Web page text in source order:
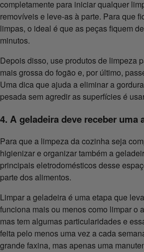
completamente para iniciar qualquer
removíveis e leve-as à parte. Para que
limpas, o ideal é que as peças fiquem
minutos.
Depois disso, use produtos de limpeza
mais grossa do fogão e, por último,
Uma dica que ajuda a eliminar a
pesada sem agredir as superfícies é
4. A geladeira deve receber uma
Para que a limpeza da cozinha seja
higienizar e organizar também a
principais eletrodomésticos desse
parte dos alimentos.
Limpar a geladeira é uma etapa que
funciona mais ou menos como limpar o
mas tem algumas particularidades e
feita pelo menos uma vez a cada
grande faxina, mas apenas uma